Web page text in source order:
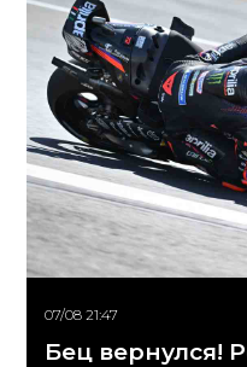
07/08 21:47
Бец вернулся!